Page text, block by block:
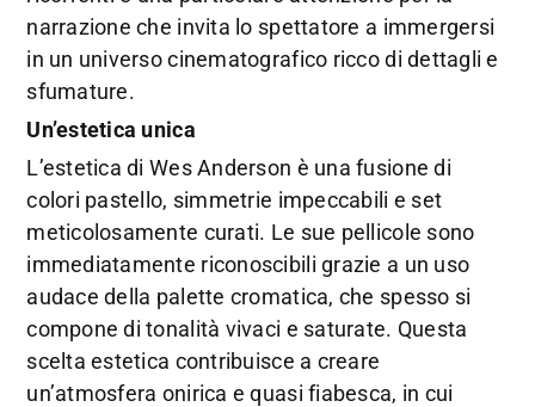
narrazione che invita lo spettatore a immergersi
in un universo cinematografico ricco di dettagli e
sfumature.
Un’estetica unica
L’estetica di Wes Anderson è una fusione di
colori pastello, simmetrie impeccabili e set
meticolosamente curati. Le sue pellicole sono
immediatamente riconoscibili grazie a un uso
audace della palette cromatica, che spesso si
compone di tonalità vivaci e saturate. Questa
scelta estetica contribuisce a creare
un’atmosfera onirica e quasi fiabesca, in cui